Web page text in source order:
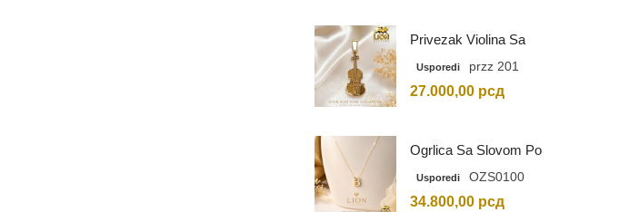
Privezak Violina Sa
Graviranim Inicijalima
Usporedi przz 201
27.000,00 рсд
Ogrlica Sa Slovom Po
Vašem Izboru
Usporedi OZS0100
34.800,00 рсд